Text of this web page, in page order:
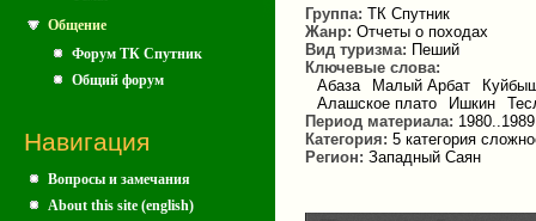
Общение
Форум ТК Спутник
Общий форум
Навигация
Вопросы и замечания
About this site (english)
Группа: ТК Спутник
Жанр: Отчеты о походах
Вид туризма: Пеший
Ключевые слова:
Абаза
Малый Арбат
Алашское плато
Ишкин
Период материала: 1980..1989
Категория: 5 категория
Регион: Западный Саян